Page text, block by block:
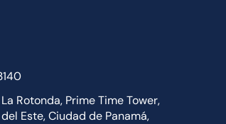
Rotonda, Prime Time Tower,
Este, Ciudad de Panamá,